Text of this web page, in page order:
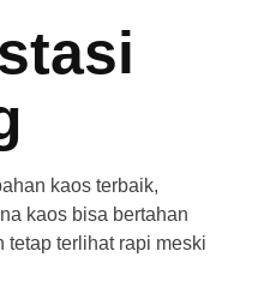
kaos terbaik,
kaos bisa bertahan
tetap terlihat rapi meski